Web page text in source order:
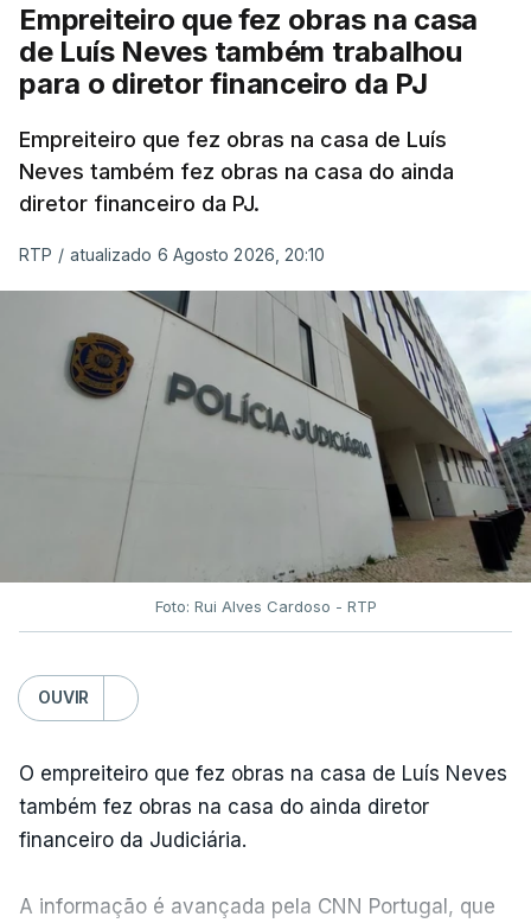
Empreiteiro que fez obras na casa
de Luís Neves também trabalhou
para o diretor financeiro da PJ
Empreiteiro que fez obras na casa de Luís
Neves também fez obras na casa do ainda
diretor financeiro da PJ.
RTP / atualizado 6 Agosto 2026, 20:10
Foto: Rui Alves Cardoso - RTP
OUVIR
O empreiteiro que fez obras na casa de Luís Neves
também fez obras na casa do ainda diretor
financeiro da Judiciária.
A informação é avançada pela CNN Portugal, que